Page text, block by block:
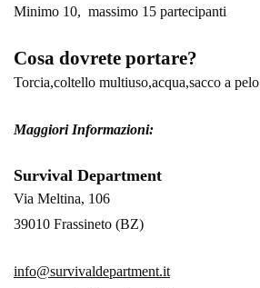
Minimo 10, massimo 15 partecipanti
Cosa dovrete portare?
Torcia,coltello multiuso,acqua,sacco a pelo
Maggiori Informazioni:
Survival Department
Via Meltina, 106
39010 Frassineto (BZ)
info@survivaldepartment.it